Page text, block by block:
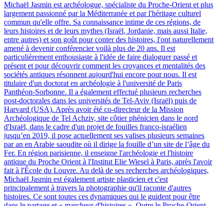
Michaël Jasmin est archéologue, spécialiste du Proche-Orient et plus
largement passionné par la Méditerranée et par l'héritage culturel
commun qu'elle offre. Sa connaissance intime de ces régions, de
leurs histoires et de leurs mythes (Israël, Jordanie, mais aussi Italie,
entre autres) et son goût pour conter des histoires, l'ont naturellement
amené à devenir conférencier voilà plus de 20 ans. Il est
particulièrement enthousiaste à l'idée de faire dialoguer passé et
présent et pour découvrir comment les croyances et mentalités des
sociétés antiques résonnent aujourd'hui encore pour nous. Il est
titulaire d'un doctorat en archéologie à l'université de Paris
Panthéon-Sorbonne. Il a également effectué plusieurs recherches
post-doctorales dans les universités de Tel-Aviv (Israël) puis de
Harvard (USA). Après avoir été co-directeur de la Mission
Archéologique de Tel Achziv, site côtier phénicien dans le nord
d'Israël, dans le cadre d'un projet de fouilles franco-israélien
jusqu’en 2019, il pose actuellement ses valises plusieurs semaines
par an en Arabie saoudite où il dirige la fouille d’un site de l’âge du
Fer. En région parisienne, il enseigne l'archéologie et l'histoire
antique du Proche Orient à l'Institut Elie Wiesel à Paris, après l'avoir
fait à l'École du Louvre. Au delà de ses recherches archéologiques,
Michaël Jasmin est également artiste plasticien et c'est
principalement à travers la photographie qu'il raconte d'autres
histoires. Ce sont toutes ces dynamiques qui le guident pour être